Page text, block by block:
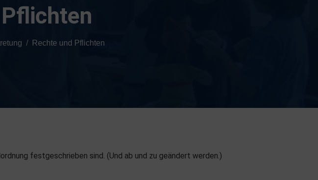
Rechte und Pflichten
festgeschrieben sind. (Und ab und zu geändert werden.)